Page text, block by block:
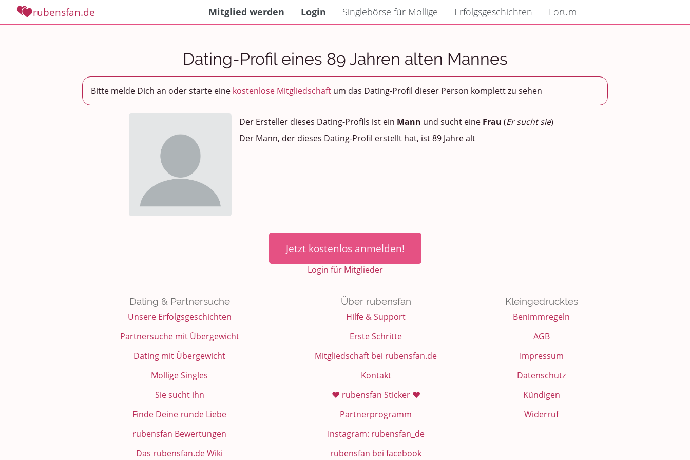
rubensfan.de Mitglied werden Login Singlebörse für Mollige Erfolgsgeschichten Forum
Dating-Profil eines 89 Jahren alten Mannes
Bitte melde Dich an oder starte eine kostenlose Mitgliedschaft um das Dating-Profil dieser Person komplett zu sehen
Der Ersteller dieses Dating-Profils ist ein Mann und sucht eine Frau (Er sucht sie)
Der Mann, der dieses Dating-Profil erstellt hat, ist 89 Jahre alt
Jetzt kostenlos anmelden!
Login für Mitglieder
Dating & Partnersuche
Unsere Erfolgsgeschichten
Partnersuche mit Übergewicht
Dating mit Übergewicht
Mollige Singles
Sie sucht ihn
Finde Deine runde Liebe
rubensfan Bewertungen
Das rubensfan.de Wiki
Über rubensfan
Hilfe & Support
Erste Schritte
Mitgliedschaft bei rubensfan.de
Kontakt
❤️ rubensfan Sticker ❤️
Partnerprogramm
Instagram: rubensfan_de
rubensfan bei facebook
Kleingedrucktes
Benimmregeln
AGB
Impressum
Datenschutz
Kündigen
Widerruf